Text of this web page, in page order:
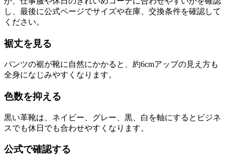
し、最後に公式ページでサイズや在庫、交換条件を確認して
ください。
裾丈を見る
パンツの裾が靴に自然にかかると、約6cmアップの見え方も
全身になじみやすくなります。
色数を抑える
黒い革靴は、ネイビー、グレー、黒、白を軸にするとビジネ
スでも休日でも合わせやすくなります。
公式で確認する